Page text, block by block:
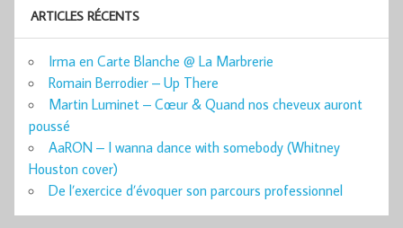
ARTICLES RÉCENTS
Irma en Carte Blanche @ La Marbrerie
Romain Berrodier – Up There
Martin Luminet – Cœur & Quand nos cheveux auront
poussé
AaRON – I wanna dance with somebody (Whitney
Houston cover)
De l’exercice d’évoquer son parcours professionnel